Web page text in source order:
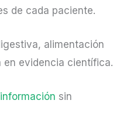
de cada paciente.
alimentación
en evidencia científica.
sin